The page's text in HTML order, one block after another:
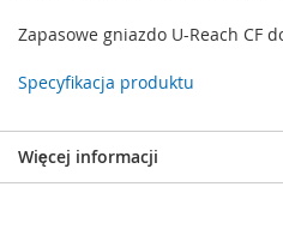
Zapasowe gniazdo U-Reach CF
Specyfikacja produktu
Więcej informacji